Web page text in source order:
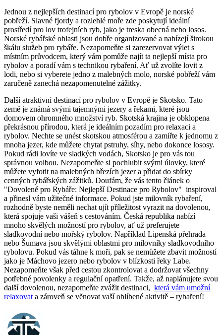
Jednou z nejlepších destinací pro rybolov‌ v Evropě je‌ norské
pobřeží. Slavné fjordy a rozlehlé moře zde poskytují ideální
prostředí pro lov trofejních ryb, jako je treska obecná‌ nebo losos.
Norské rybářské oblasti jsou dobře organizované a nabízejí širokou
škálu služeb pro rybáře. Nezapomeňte si zarezervovat‌ výlet⁣ s
místním průvodcem, který vám pomůže najít ta nejlepší místa pro
rybolov a ‌poradí vám s technikou rybaření. Ať už zvolíte lovit‌ z
lodi, nebo si vyberete jedno z malebných molo, norské ​pobřeží vám ​
zaručeně zanechá nezapomenutelné zážitky.
Další atraktivní destinací pro rybolov v Evropě je Skotsko. Tato
země je známá svými tajemnými⁣ jezery a⁣ řekami, které jsou
⁣domovem ohromného množství ryb. Skotská krajina je ⁢obklopena
⁢překrásnou přírodou,⁤ která je ideálním pozadím pro relaxaci a
rybolov. Nechte ​se unést skotskou atmosférou a zamiřte k jednomu z
mnoha jezer,​ kde můžete chytat pstruhy,⁤ síhy, nebo dokonce lososy.
Pokud rádi lovíte ve sladkých vodách, Skotsko je pro ‍vás tou
správnou volbou. Nezapomeňte‌ si pochlubit svými úlovky, které
můžete vyfotit⁢ na malebných březích jezer ⁤a přidat do⁣ sbírky
cenných rybářských zážitků. Doufám, že vás ⁣tento článek o
"Dovolené pro Rybáře: Nejlepší‌ Destinace pro Rybolov" ​ inspiroval
a přinesl⁤ vám užitečné informace. Pokud jste milovník rybaření,‌
rozhodně byste neměli⁣ nechat ujít ‌příležitost vyrazit na⁤ dovolenou,
která spojuje vaši vášeň s cestováním. Česká republika nabízí
⁢mnoho skvělých možností pro rybolov,‌ ať už preferujete
sladkovodní ‍nebo mořský rybolov. Například⁣ Lipenská přehrada
nebo⁤ Šumava jsou skvělými oblastmi pro milovníky​ sladkovodního
rybolovu. Pokud ​vás⁣ táhne k moři, pak se nemůžete zbavit možností
jako je Máchovo jezero nebo rybolov v⁤ blízkosti řeky Labe.
Nezapomeňte však ⁢před cestou⁤ zkontrolovat a dodržovat všechny
potřebné povolenky a regulační opatření. Takže, až​ naplánujete svou
⁤další dovolenou, nezapomeňte zvážit destinaci, ⁤ která vám umožní
relaxovat a zároveň se věnovat vaší ⁣oblíbené aktivitě – rybaření! ⁣